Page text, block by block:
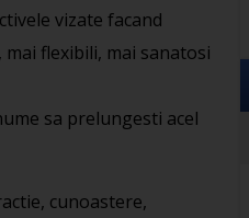
vizate facand
flexibili, mai sanatosi
sa prelungesti acel
cunoastere,